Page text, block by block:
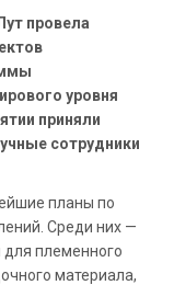
провела
уровня
приняли
сотрудники
планы по
Среди них —
племенного
материала,